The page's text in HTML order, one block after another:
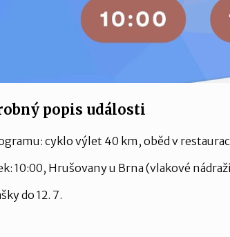
popis události
cyklo výlet 40 km, oběd v
10:00, Hrušovany u Brna (vlakové
do 12. 7.